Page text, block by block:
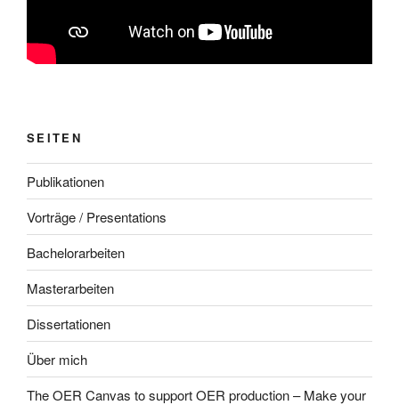
SEITEN
Publikationen
Vorträge / Presentations
Bachelorarbeiten
Masterarbeiten
Dissertationen
Über mich
The OER Canvas to support OER production – Make your